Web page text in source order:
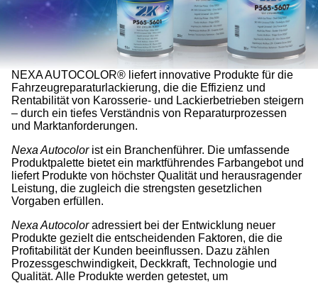
NEXA AUTOCOLOR® liefert innovative Produkte für die
Fahrzeugreparaturlackierung, die die Effizienz und
Rentabilität von Karosserie- und Lackierbetrieben steigern
– durch ein tiefes Verständnis von Reparaturprozessen
und Marktanforderungen.
Nexa Autocolorist ein Branchenführer. Die umfassende
Produktpalette bietet ein marktführendes Farbangebot und
liefert Produkte von höchster Qualität und herausragender
Leistung, die zugleich die strengsten gesetzlichen
Vorgaben erfüllen.
Nexa Autocoloradressiert bei der Entwicklung neuer
Produkte gezielt die entscheidenden Faktoren, die die
Profitabilität der Kunden beeinflussen. Dazu zählen
Prozessgeschwindigkeit, Deckkraft, Technologie und
Qualität. Alle Produkte werden getestet, um